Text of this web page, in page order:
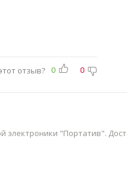
отзыв? 0 0
"Портатив".